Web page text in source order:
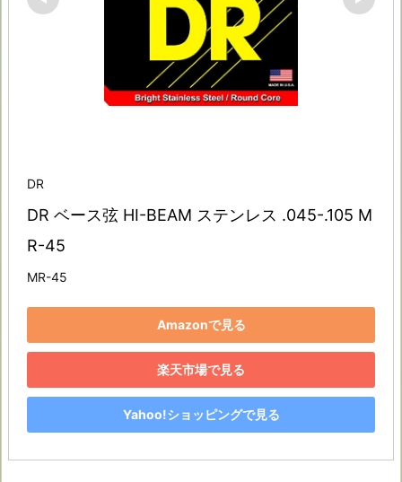
DR
DR ベース弦 HI-BEAM ステンレス .045-.105 M
R-45
MR-45
Amazonで見る
楽天市場で見る
Yahoo!ショッピングで見る